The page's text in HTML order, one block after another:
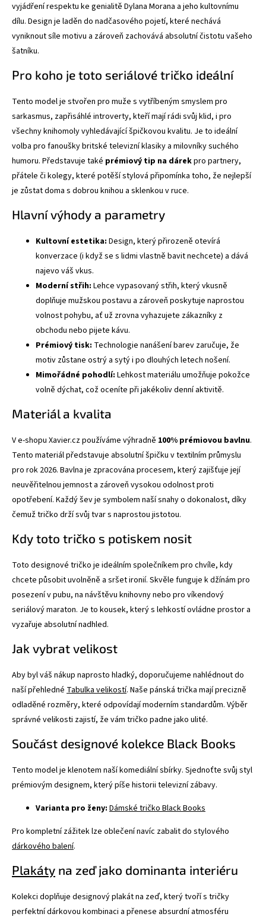
vyjádření respektu ke genialitě Dylana Morana a jeho kultovnímu
dílu. Design je laděn do nadčasového pojetí, které nechává
vyniknout síle motivu a zároveň zachovává absolutní čistotu vašeho
šatníku.
Pro koho je toto seriálové tričko ideální
Tento model je stvořen pro muže s vytříbeným smyslem pro
sarkasmus, zapřisáhlé introverty, kteří mají rádi svůj klid, i pro
všechny knihomoly vyhledávající špičkovou kvalitu. Je to ideální
volba pro fanoušky britské televizní klasiky a milovníky suchého
humoru. Představuje také prémiový tip na dárekpro partnery,
přátele či kolegy, které potěší stylová připomínka toho, že nejlepší
je zůstat doma s dobrou knihou a sklenkou v ruce.
Hlavní výhody a parametry
Kultovní estetika: Design, který přirozeně otevírá
konverzace (i když se s lidmi vlastně bavit nechcete) a dává
najevo váš vkus.
Moderní střih: Lehce vypasovaný střih, který vkusně
doplňuje mužskou postavu a zároveň poskytuje naprostou
volnost pohybu, ať už zrovna vyhazujete zákazníky z
obchodu nebo pijete kávu.
Prémiový tisk: Technologie nanášení barev zaručuje, že
motiv zůstane ostrý a sytý i po dlouhých letech nošení.
Mimořádné pohodlí: Lehkost materiálu umožňuje pokožce
volně dýchat, což oceníte při jakékoliv denní aktivitě.
Materiál a kvalita
V e-shopu Xavier.cz používáme výhradně 100% prémiovou bavlnu.
Tento materiál představuje absolutní špičku v textilním průmyslu
pro rok 2026. Bavlna je zpracována procesem, který zajišťuje její
neuvěřitelnou jemnost a zároveň vysokou odolnost proti
opotřebení. Každý šev je symbolem naší snahy o dokonalost, díky
čemuž tričko drží svůj tvar s naprostou jistotou.
Kdy toto tričko s potiskem nosit
Toto designové tričko je ideálním společníkem pro chvíle, kdy
chcete působit uvolněně a sršet ironií. Skvěle funguje k džínám pro
posezení v pubu, na návštěvu knihovny nebo pro víkendový
seriálový maraton. Je to kousek, který s lehkostí ovládne prostor a
vyzařuje absolutní nadhled.
Jak vybrat velikost
Aby byl váš nákup naprosto hladký, doporučujeme nahlédnout do
naší přehledné Tabulka velikostí. Naše pánská trička mají precizně
odladěné rozměry, které odpovídají moderním standardům. Výběr
správné velikosti zajistí, že vám tričko padne jako ulité.
Součást designové kolekce Black Books
Tento model je klenotem naší komediální sbírky. Sjednoťte svůj styl
prémiovým designem, který píše historii televizní zábavy.
Varianta pro ženy: Dámské tričko Black Books
Pro kompletní zážitek lze oblečení navíc zabalit do stylového
dárkového balení.
Plakáty na zeď jako dominanta interiéru
Kolekci doplňuje designový plakát na zeď, který tvoří s tričky
perfektní dárkovou kombinaci a přenese absurdní atmosféru